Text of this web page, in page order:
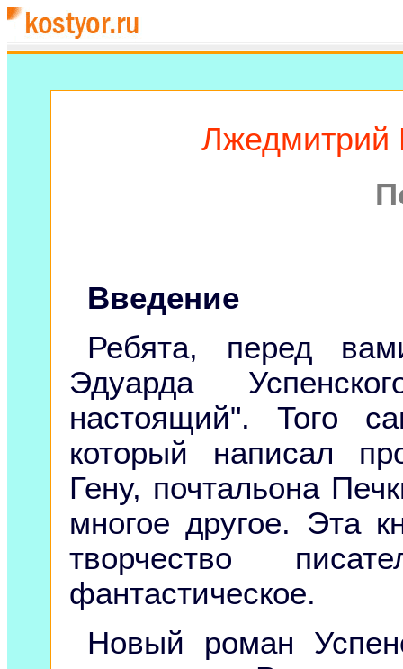
Лжедмитрий
Введение
Ребята, перед
Эдуарда
настоящий". Того
который написал
Гену, почтальона
многое другое. Эта
творчество
фантастическое.
Новый роман